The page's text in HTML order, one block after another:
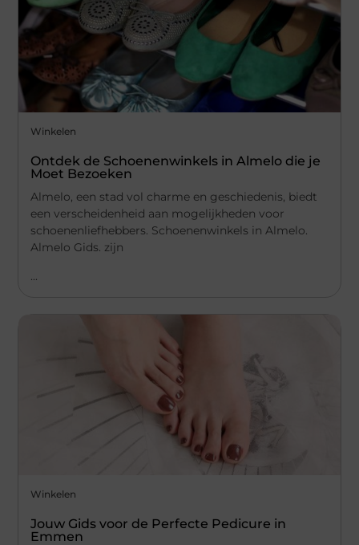
Winkelen
Ontdek de Schoenenwinkels in Almelo die je
Moet Bezoeken
Almelo, een stad vol charme en geschiedenis, biedt
een verscheidenheid aan mogelijkheden voor
schoenenliefhebbers. Schoenenwinkels in Almelo.
Almelo Gids. zijn
...
Winkelen
Jouw Gids voor de Perfecte Pedicure in
Emmen